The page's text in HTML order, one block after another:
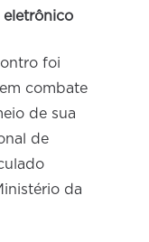
eletrônico
foi
combate
de sua
de
da